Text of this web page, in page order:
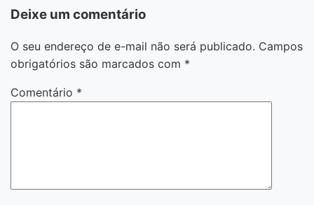
Deixe um comentário
O seu endereço de e-mail não será publicado. Campos
obrigatórios são marcados com *
Comentário *